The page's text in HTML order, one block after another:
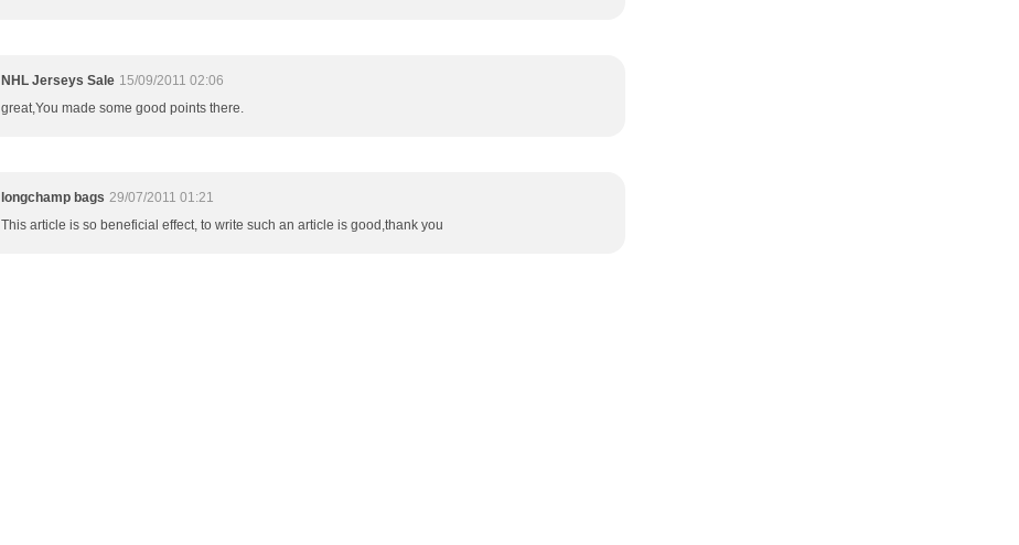
NHL Jerseys Sale 15/09/2011 02:06
great,You made some good points there.
longchamp bags 29/07/2011 01:21
This article is so beneficial effect, to write such an article is good,thank you